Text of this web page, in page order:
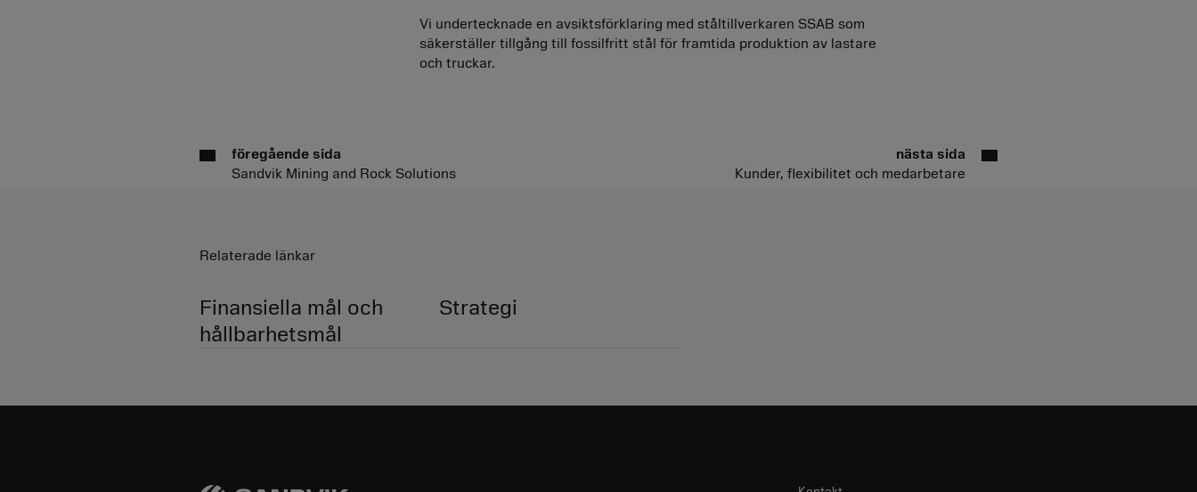
Vi undertecknade en avsiktsförklaring med ståltillverkaren SSAB som
säkerställer tillgång till fossilfritt stål för framtida produktion av lastare
och truckar.
föregående sida
Sandvik Mining and Rock Solutions
nästa sida
Kunder, flexibilitet och medarbetare
Relaterade länkar
Finansiella mål och
hållbarhetsmål
Strategi